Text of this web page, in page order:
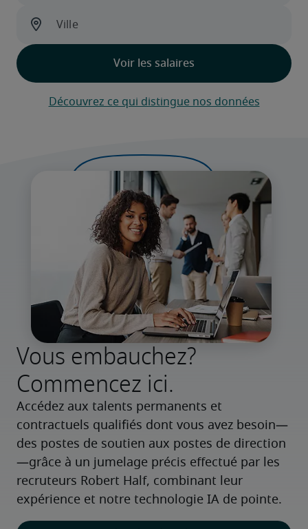
Découvrez ce qui distingue nos données
Vous embauchez?
Commencez ici.
Accédez aux talents permanents et
contractuels qualifiés dont vous avez besoin—
des postes de soutien aux postes de direction
—grâce à un jumelage précis effectué par les
recruteurs Robert Half, combinant leur
expérience et notre technologie IA de pointe.